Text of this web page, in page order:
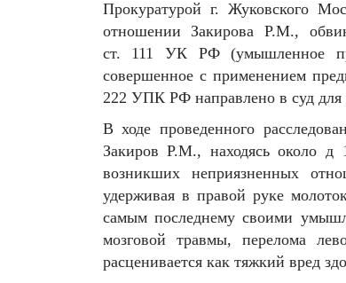
Прокуратурой г. Жуковского
отношении Закирова Р.М.,
ст. 111 УК РФ (умышленное
совершенное с применением
222 УПК РФ направлено в суд для
В ходе проведенного
Закиров Р.М., находясь около д
возникших неприязненных
удерживая в правой руке
самым последнему своими
мозговой травмы, перелома
расценивается как тяжкий вред